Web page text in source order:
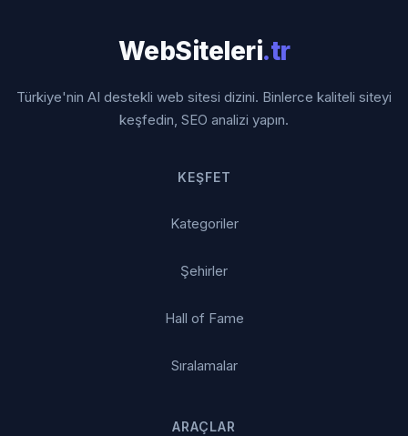
WebSiteleri.tr
Türkiye'nin AI destekli web sitesi dizini. Binlerce kaliteli siteyi
keşfedin, SEO analizi yapın.
KEŞFET
Kategoriler
Şehirler
Hall of Fame
Sıralamalar
ARAÇLAR